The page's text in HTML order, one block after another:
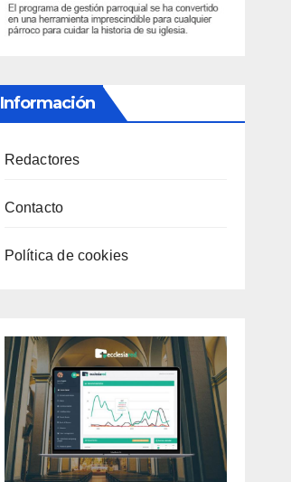
Información
Redactores
Contacto
Política de cookies